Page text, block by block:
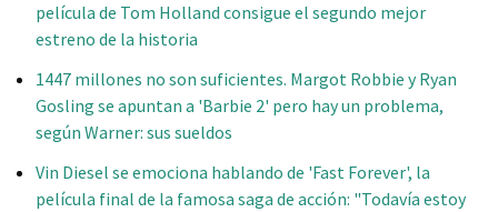
película de Tom Holland consigue el segundo mejor
estreno de la historia
1447 millones no son suficientes. Margot Robbie y Ryan
Gosling se apuntan a 'Barbie 2' pero hay un problema,
según Warner: sus sueldos
Vin Diesel se emociona hablando de 'Fast Forever', la
película final de la famosa saga de acción: "Todavía estoy